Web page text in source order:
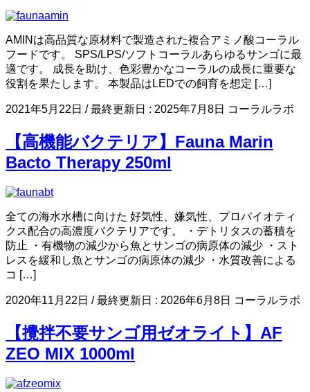
AMINは高品質な原材料で製造された複合アミノ酸コーラル
フードです。 SPS/LPS/ソフトコーラルあらゆるサンゴに最
適です。 成長を助け、色彩豊かなコーラルの成長に重要な
役割を果たします。 本製品はLEDでの飼育を想定 […]
2021年5月22日 / 最終更新日 : 2025年7月8日 コーラルラボ
【高機能バクテリア】Fauna Marin
Bacto Therapy 250ml
全ての海水水槽に向けた 好気性、嫌気性、プロバイオティ
クス配合の高濃度バクテリアです。 ・デトリタスの蓄積を
防止 ・有機物の減少から魚とサンゴの病原体の減少 ・スト
レスを緩和し魚とサンゴの病原体の減少 ・水質改善による
コ […]
2020年11月22日 / 最終更新日 : 2026年6月8日 コーラルラボ
【攪拌不要サンゴ用ゼオライト】AF
ZEO MIX 1000ml